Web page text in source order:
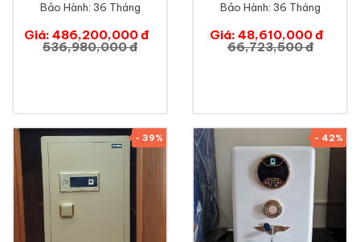
Bảo Hành: 36 Tháng
Giá: 486,200,000 đ
536,980,000 đ
Bảo Hành: 36 Tháng
Giá: 48,610,000 đ
66,723,500 đ
- 39% - 42%